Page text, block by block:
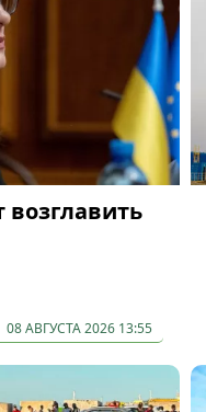
08 АВГУСТА 2026 13:55